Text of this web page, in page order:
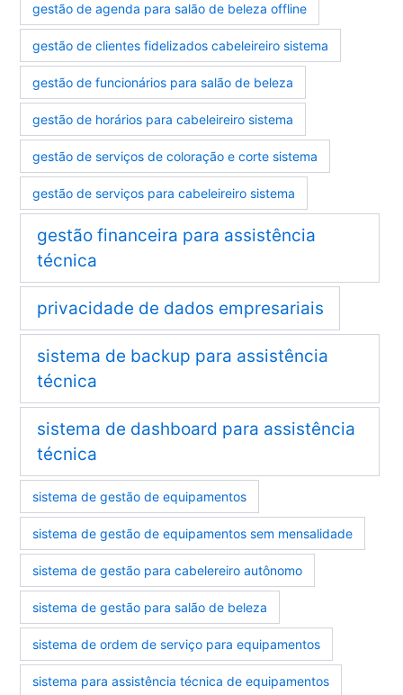
gestão de agenda para salão de beleza offline
gestão de clientes fidelizados cabeleireiro sistema
gestão de funcionários para salão de beleza
gestão de horários para cabeleireiro sistema
gestão de serviços de coloração e corte sistema
gestão de serviços para cabeleireiro sistema
gestão financeira para assistência
técnica
privacidade de dados empresariais
sistema de backup para assistência
técnica
sistema de dashboard para assistência
técnica
sistema de gestão de equipamentos
sistema de gestão de equipamentos sem mensalidade
sistema de gestão para cabelereiro autônomo
sistema de gestão para salão de beleza
sistema de ordem de serviço para equipamentos
sistema para assistência técnica de equipamentos